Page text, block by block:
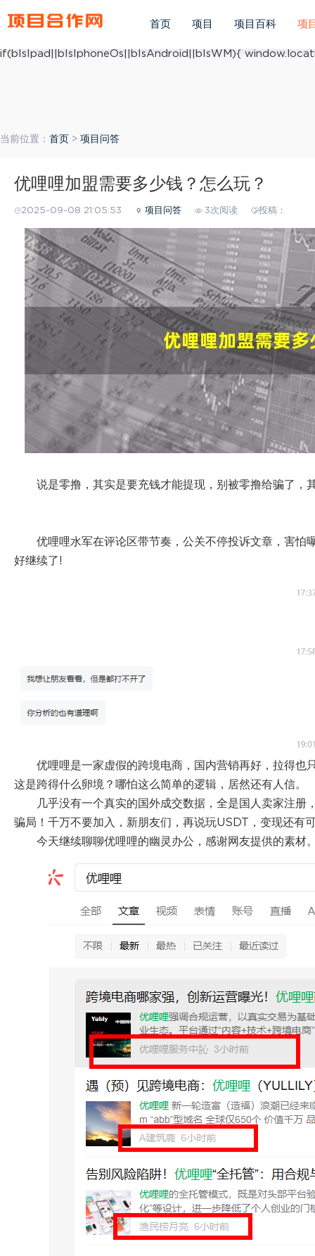
ua.match(/iphone os/i) == "iphone os"; var bIsAndroid =
if(bIsIpad||bIsIphoneOs||bIsAndroid||bIsWM){
首页 项目 项目百科 项
当前位置： 首页 > 项目问答
优哩哩加盟需要多少钱？怎么玩？
2025-09-08 21:05:53 项目问答 3次阅读 投稿：
说是零撸，其实是要充钱才能提现，别被零撸给骗了，
优哩哩水军在评论区带节奏，公关不停投诉文章，害怕
好继续了!
优哩哩是一家虚假的跨境电商，国内营销再好，拉得也
这是跨得什么卵境？哪怕这么简单的逻辑，居然还有人信。
几乎没有一个真实的国外成交数据，全是国人卖家注
骗局！千万不要加入，新朋友们，再说玩USDT，变现还有
今天继续聊聊优哩哩的幽灵办公，感谢网友提供的素材